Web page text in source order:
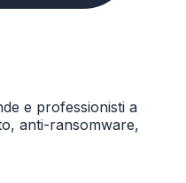
e professionisti a
anti-ransomware,